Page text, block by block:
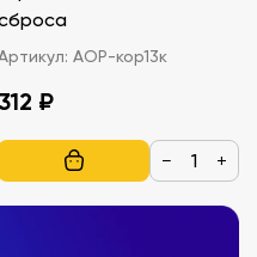
АОР-кор13к
₽
− +